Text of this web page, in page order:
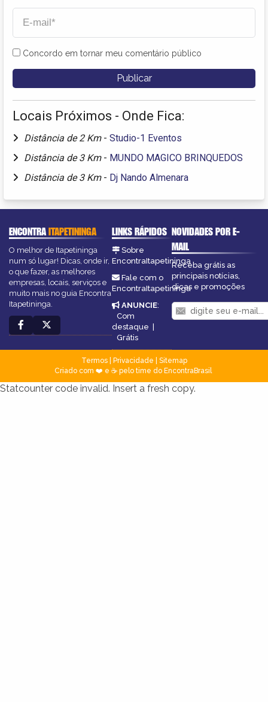
Concordo em tornar meu comentário público
Locais Próximos - Onde Fica:
Distância de 2 Km - Studio-1 Eventos
Distância de 3 Km - MUNDO MAGICO BRINQUEDOS
Distância de 3 Km - Dj Nando Almenara
ENCONTRAITAPETININGA
O melhor de Itapetininga
num só lugar! Dicas, onde ir,
o que fazer, as melhores
empresas, locais, serviços e
muito mais no guia Encontra
Itapetininga.
LINKS RÁPIDOS
Sobre
EncontraItapetininga
Fale com o
EncontraItapetininga
ANUNCIE:
Com
destaque
Grátis
NOVIDADES POR E-
MAIL
Receba grátis as
principais notícias,
dicas e promoções
Termos| Privacidade
Sitemap
Criado com ❤️ e ☕ pelo time do EncontraBrasil
Statcounter code invalid. Insert a fresh copy.